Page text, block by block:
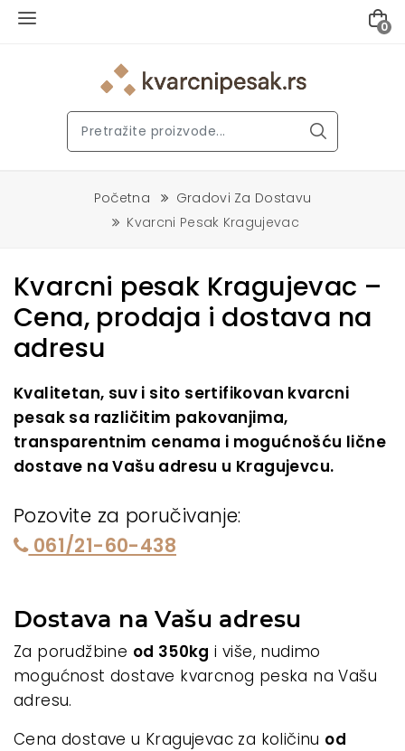
0
Početna
Gradovi Za Dostavu
Kvarcni Pesak Kragujevac
Kvarcni pesak Kragujevac –
Cena, prodaja i dostava na
adresu
Kvalitetan, suv i sito sertifikovan kvarcni
pesak sa različitim pakovanjima,
transparentnim cenama i mogućnošću lične
dostave na Vašu adresu u Kragujevcu.
Pozovite za poručivanje:
061/21-60-438
Dostava na Vašu adresu
Za porudžbine od 350kg i više, nudimo
mogućnost dostave kvarcnog peska na Vašu
adresu.
Cena dostave u Kragujevac za količinu od